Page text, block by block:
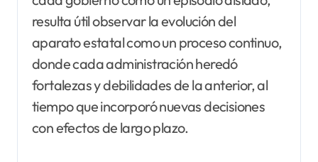
resulta útil observar la evolución del
aparato estatal como un proceso continuo,
donde cada administración heredó
fortalezas y debilidades de la anterior, al
tiempo que incorporó nuevas decisiones
con efectos de largo plazo.